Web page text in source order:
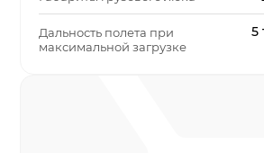
Дальность полета при
максимальной загрузке
5